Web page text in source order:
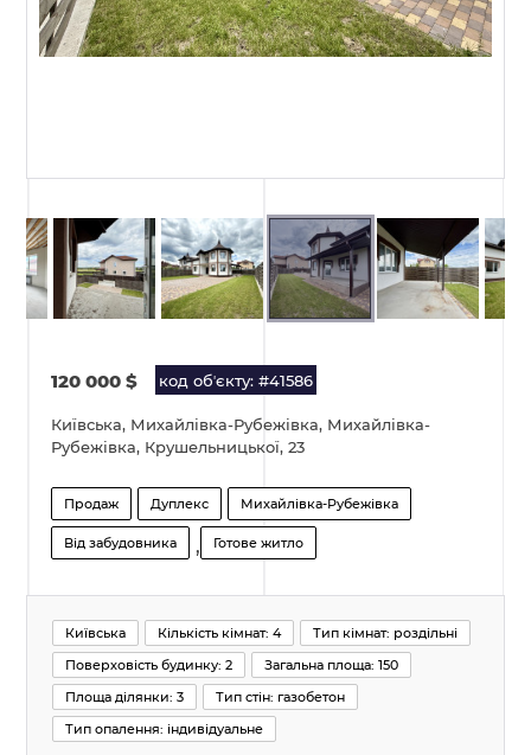
120 000 $ код обʼєкту: #41586
Київська, Михайлівка-Рубежівка, Михайлівка-
Рубежівка, Крушельницької, 23
Продаж Дуплекс Михайлівка-Рубежівка
Від забудовника , Готове житло
Київська Кількість кімнат: 4
Тип кімнат: роздільні
Поверховість будинку: 2
Загальна площа: 150
Площа ділянки: 3
Тип стін: газобетон
Тип опалення: індивідуальне